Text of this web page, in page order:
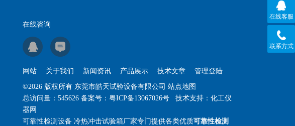
在线咨询
网站 关于我们 新闻资讯 产品展示 技术文章 管理登陆
©2026 版权所有 东莞市皓天试验设备有限公司 站点地图
总访问量： 545626 备案号：粤ICP备13067026号 技术支持： 化工仪
器网
可靠性检测设备 冷热冲击试验箱厂家专门提供各类优质可靠性检测
在线客服
联系方式